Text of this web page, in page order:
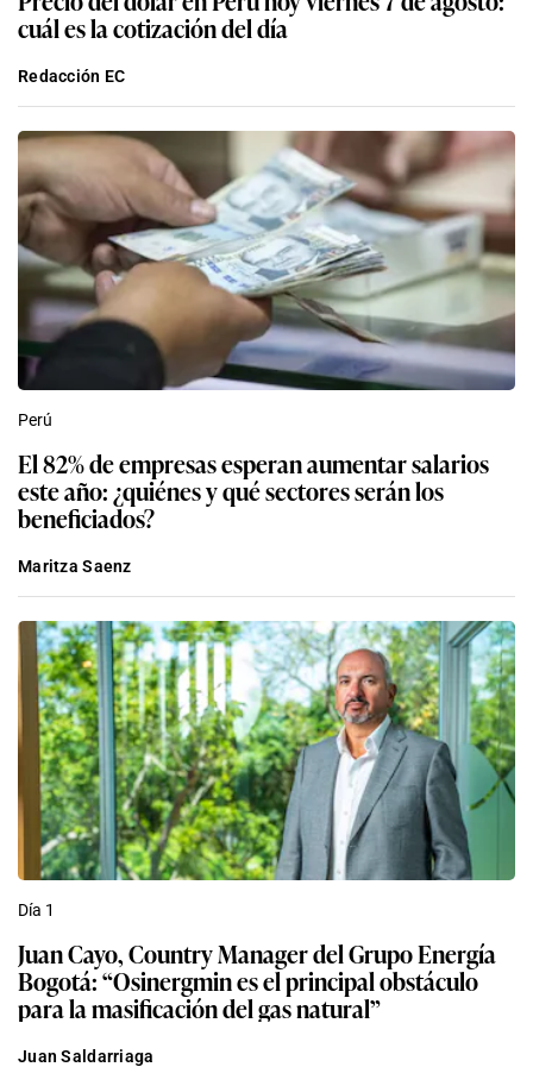
cuál es la cotización del día
Redacción EC
Perú
El 82% de empresas esperan aumentar salarios
este año: ¿quiénes y qué sectores serán los
beneficiados?
Maritza Saenz
Día 1
Juan Cayo, Country Manager del Grupo Energía
Bogotá: “Osinergmin es el principal obstáculo
para la masificación del gas natural”
Juan Saldarriaga